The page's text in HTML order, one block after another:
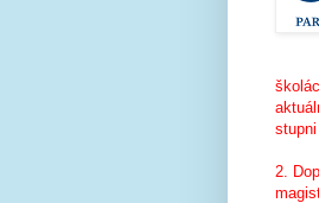
2.